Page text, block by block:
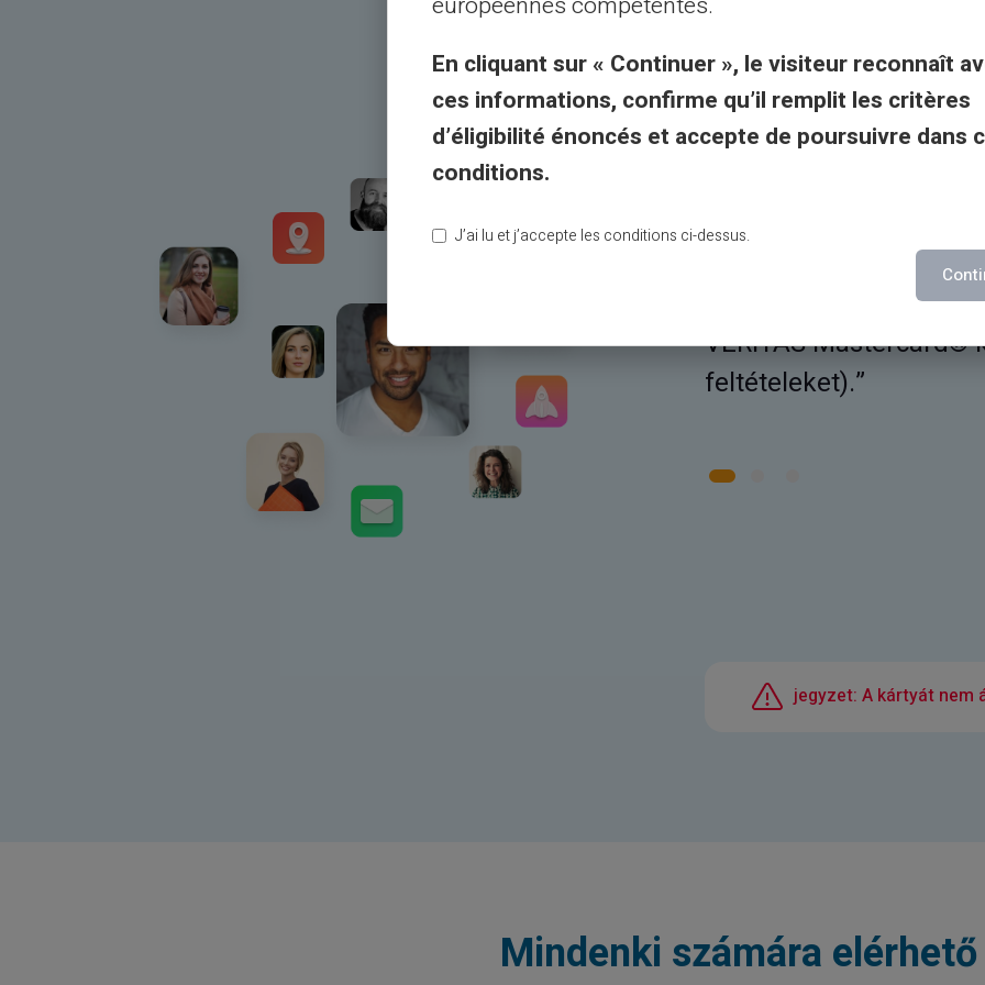
Pénz átutalása a világ bármely bankszámlájára.
Pénzt utalhat a világ
olyan barátjának és
VERITAS
feltételeket).
jegyzet: A kártyát nem
Mindenki számára elérhető
En cliquant sur « Continuer », le visiteur reconnaît
ces informations, confirme qu’il remplit les critères
d’éligibilité énoncés et accepte de poursuivre dans
conditions.
J’ai lu et j’accepte les conditions ci-dessus.